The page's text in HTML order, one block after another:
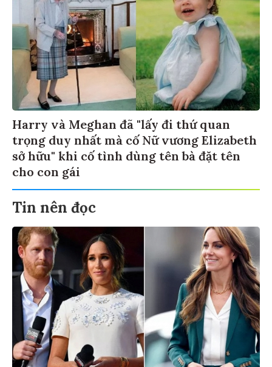
Harry và Meghan đã "lấy đi thứ quan
trọng duy nhất mà cố Nữ vương Elizabeth
sở hữu" khi cố tình dùng tên bà đặt tên
cho con gái
Tin nên đọc